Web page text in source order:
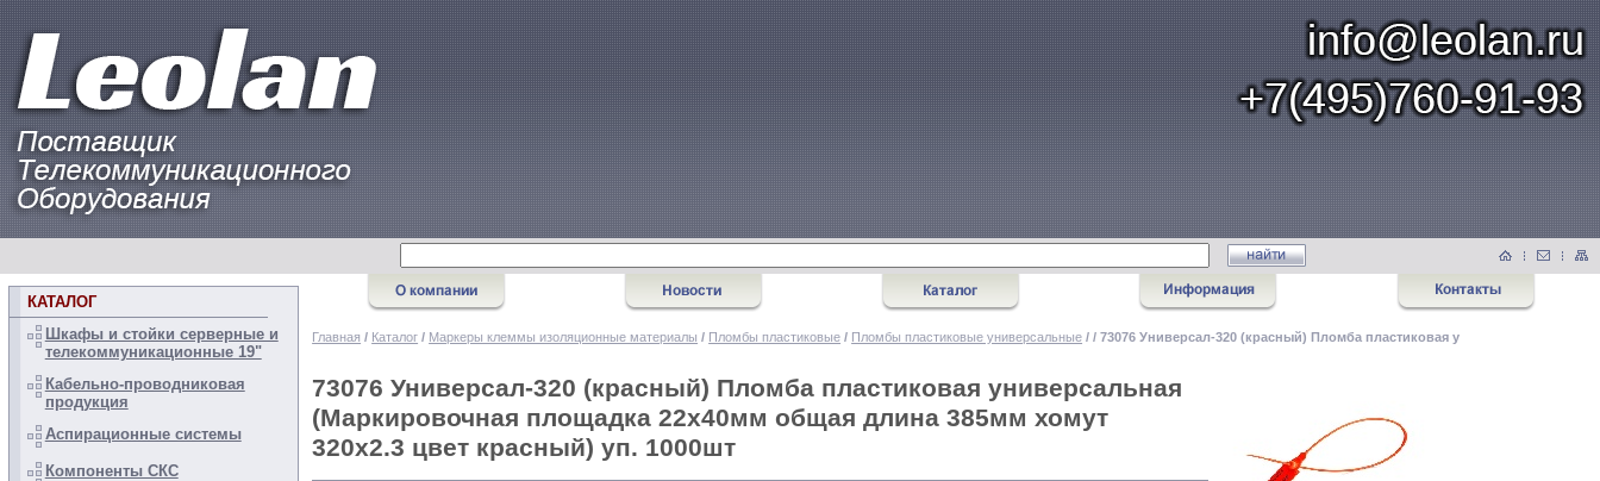
КАТАЛОГ
Шкафы и стойки серверные и
телекоммуникационные 19"
Кабельно-проводниковая
продукция
Аспирационные системы
Компоненты СКС
Главная / Каталог / Маркеры клеммы изоляционные материалы / Пломбы пластиковые / Пломбы пластиковые универсальные // 73076 Универсал-320 (красный) Пломба пластиковая у
73076 Универсал-320 (красный) Пломба пластиковая универсальная
(Маркировочная площадка 22х40мм общая длина 385мм хомут
320х2.3 цвет красный) уп. 1000шт